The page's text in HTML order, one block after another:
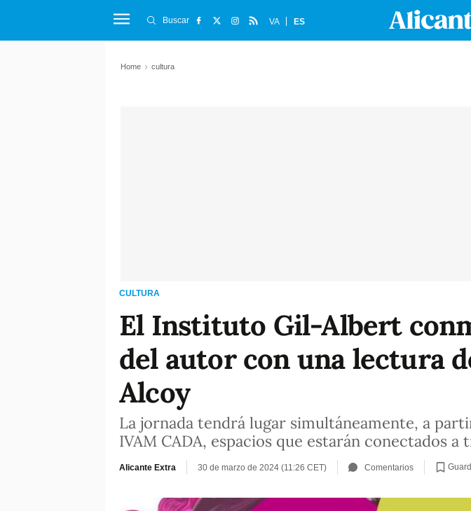
Buscar VA ES
Home cultura
CULTURA
El Instituto Gil-Albert
del autor con una lectura
Alcoy
La jornada tendrá lugar simultáneamente, a
IVAM CADA, espacios que estarán conectados
Alicante Extra 30 de marzo de 2024 (11:26 CET) Comentarios